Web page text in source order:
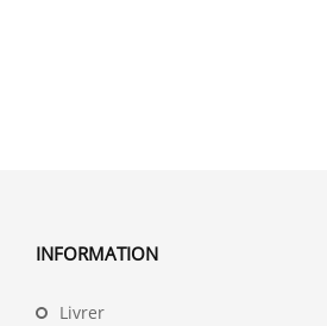
INFORMATION
Livrer